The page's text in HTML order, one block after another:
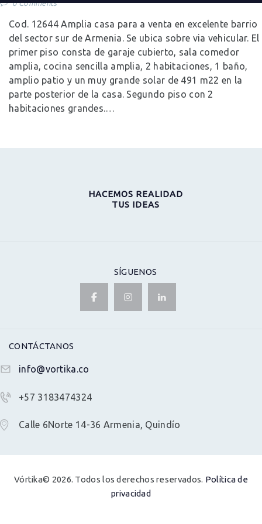
0 Comments
Cod. 12644 Amplia casa para a venta en excelente barrio
del sector sur de Armenia. Se ubica sobre via vehicular. El
primer piso consta de garaje cubierto, sala comedor
amplia, cocina sencilla amplia, 2 habitaciones, 1 baño,
amplio patio y un muy grande solar de 491 m22 en la
parte posterior de la casa. Segundo piso con 2
habitaciones grandes.…
HACEMOS REALIDAD
TUS IDEAS
SÍGUENOS
CONTÁCTANOS
info@vortika.co
+57 3183474324
Calle 6Norte 14-36 Armenia, Quindío
Vórtika© 2026. Todos los derechos reservados. Política de
privacidad